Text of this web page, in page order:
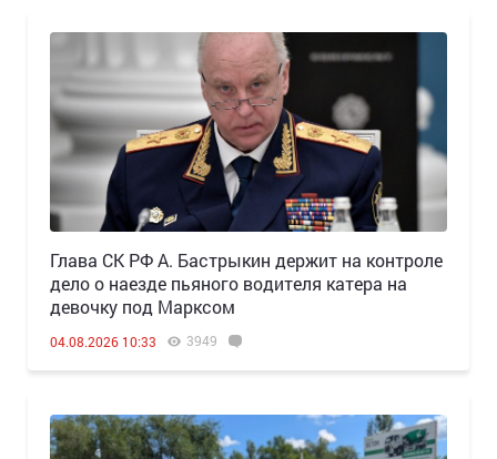
Глава СК РФ А. Бастрыкин держит на контроле
дело о наезде пьяного водителя катера на
девочку под Марксом
04.08.2026 10:33 3949